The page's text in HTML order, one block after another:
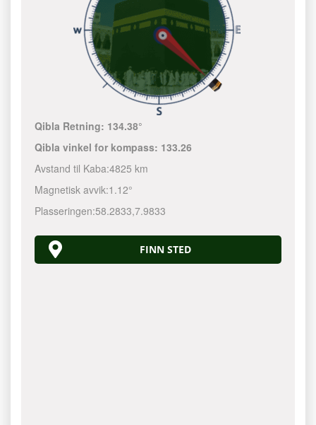
Qibla Retning: 134.38°
Qibla vinkel for kompass: 133.26
Avstand til Kaba:4825 km
Magnetisk avvik:1.12°
Plasseringen:58.2833,7.9833
FINN STED